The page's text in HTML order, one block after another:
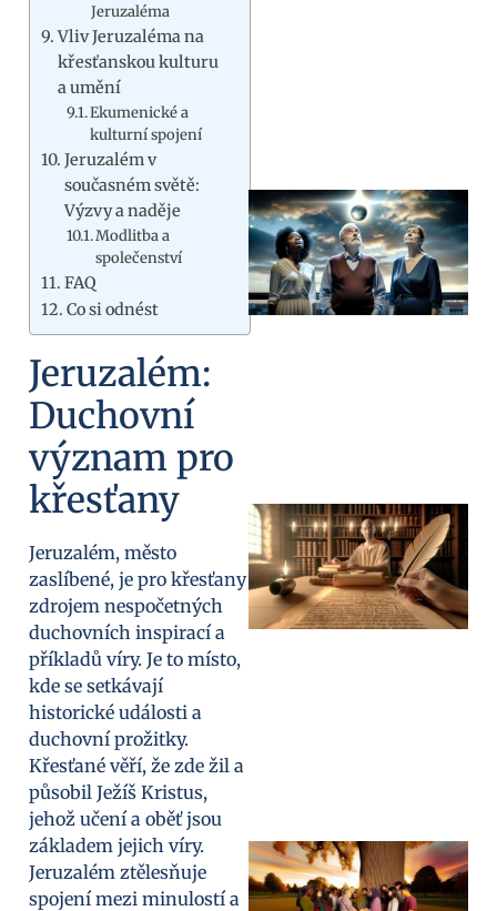
Jeruzaléma
Vliv Jeruzaléma na
křesťanskou kulturu
a umění
Ekumenické a
kulturní spojení
Jeruzalém v
současném světě:
Výzvy a naděje
Modlitba a
společenství
FAQ
Co si odnést
Jeruzalém:
Duchovní
význam pro
křesťany
Jeruzalém, město
zaslíbené, je pro křesťany
zdrojem nespočetných
duchovních inspirací a
příkladů víry. Je to místo,
kde se setkávají
historické události a
duchovní prožitky.
Křesťané věří, že zde žil a
působil Ježíš Kristus,
jehož učení a oběť jsou
základem jejich víry.
Jeruzalém ztělesňuje
spojení mezi minulostí a